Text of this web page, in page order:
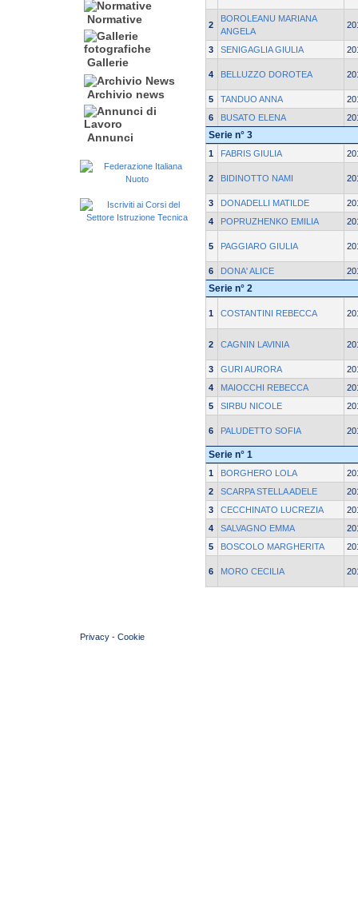
Normative
Gallerie
Archivio news
Annunci
2
BOROLEANU MARIANA
ANGELA
3 SENIGAGLIA GIULIA
4 BELLUZZO DOROTEA
5 TANDUO ANNA
6
BUSATO ELENA
Serie n° 3
1 FABRIS GIULIA
2 BIDINOTTO NAMI
3 DONADELLI MATILDE
4
POPRUZHENKO EMILIA
5 PAGGIARO GIULIA
6 DONA' ALICE
Serie n° 2
1 COSTANTINI REBECCA
2 CAGNIN LAVINIA
3 GURI AURORA
4
MAIOCCHI REBECCA
5
SIRBU NICOLE
6 PALUDETTO SOFIA
Serie n° 1
1 BORGHERO LOLA
2
SCARPA STELLA ADELE
3
CECCHINATO LUCREZIA
4
SALVAGNO EMMA
5
BOSCOLO MARGHERITA
6 MORO CECILIA
Privacy - Cookie